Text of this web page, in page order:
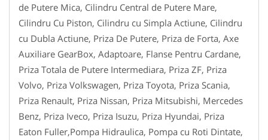
de Putere Mica, Cilindru Central de Putere Mare,
Cilindru Cu Piston, Cilindru cu Simpla Actiune, Cilindru
cu Dubla Actiune, Priza De Putere, Priza de Forta, Axe
Auxiliare GearBox, Adaptoare, Flanse Pentru Cardane,
Priza Totala de Putere Intermediara, Priza ZF, Priza
Volvo, Priza Volkswagen, Priza Toyota, Priza Scania,
Priza Renault, Priza Nissan, Priza Mitsubishi, Mercedes
Benz, Priza Iveco, Priza Isuzu, Priza Hyundai, Priza
Eaton Fuller,Pompa Hidraulica, Pompa cu Roti Dintate,